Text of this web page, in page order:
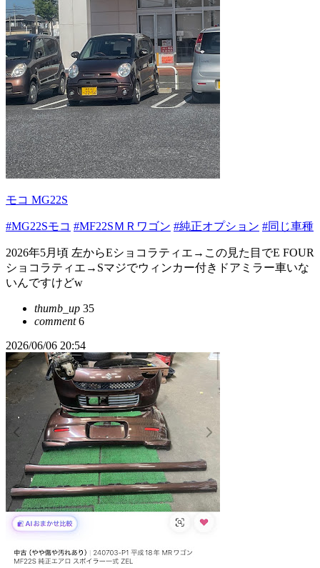
モコ MG22S
#MG22Sモコ #MF22SＭＲワゴン #純正オプション #同じ車種
2026年5月頃 左からEショコラティエ→この見た目でE FOUR
ショコラティエ→Sマジでウィンカー付きドアミラー車いな
いんですけどw
thumb_up 35
comment6
2026/06/06 20:54